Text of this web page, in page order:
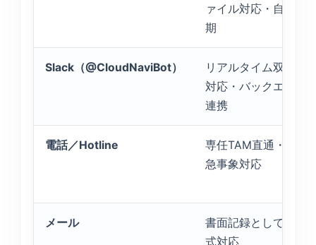
ァイル対応・自動同
期
Slack（@CloudNaviBot）
リアルタイム双方向
対応・バックエンド
連携
電話／Hotline
専任TAM直通・P1緊
急事象対応
メール
書面記録としての正
式対応